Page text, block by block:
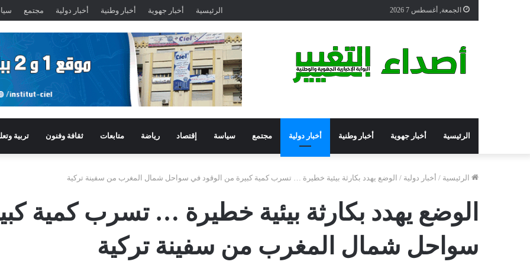
الجمعة, أغسطس 7 2026 الرئيسية أخبار جهوية أخبار وطنية أخبار دولية مجتمع
الرئيسية أخبار جهوية أخبار وطنية أخبار دولية مجتمع سياسة إقتصاد رياضة متابعات ثقافة وفنون تربية
الرئيسية / أخبار دولية / الوضع يهدد بكارثة بيئية خطيرة … تسرب كمية كبيرة من الوقود في سواحل شمال المغرب من سفينة تركية
الوضع يهدد بكارثة بيئية خطيرة … تسرب كمية
سواحل شمال المغرب من سفينة تركية